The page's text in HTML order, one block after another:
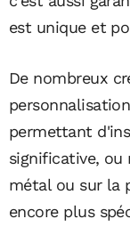
est unique et
De nombreux
permettant
significative, ou
métal ou sur la
encore plus